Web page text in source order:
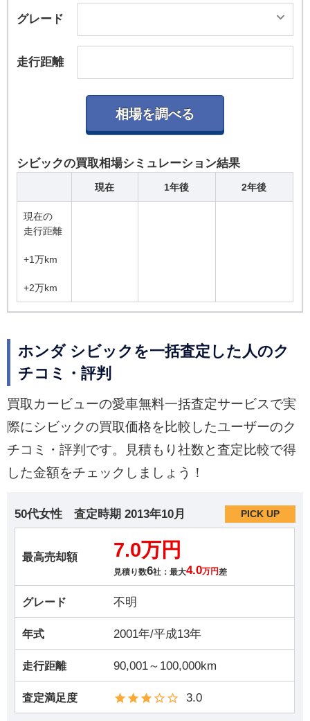
グレード
走行距離
シビックの買取相場シミュレーション結果
現在 1年後 2年後
現在の
走行距離
+1万km
+2万km
ホンダ シビックを一括査定した人のク
チコミ・評判
買取カービューの愛車無料一括査定サービスで実
際にシビックの買取価格を比較したユーザーのク
チコミ・評判です。見積もり社数と査定比較で得
した金額をチェックしましょう！
50代女性 査定時期 2013年10月 PICK UP
最高売却額 7.0万円
見積り数6社：最大4.0万円 差
グレード 不明
年式 2001年/平成13年
走行距離 90,001～100,000km
査定満足度 3.0